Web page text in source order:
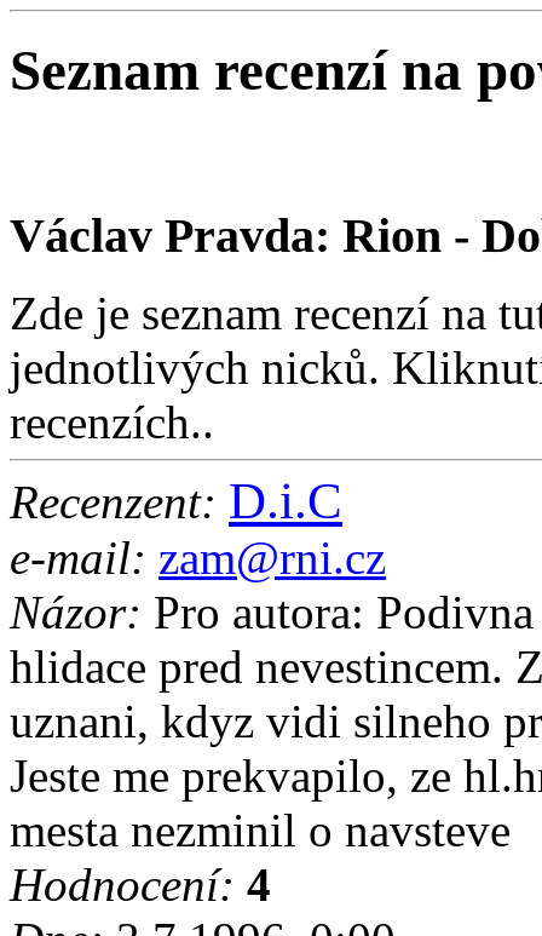
Seznam recenzí na
Václav Pravda: Rion -
Zde je seznam recenzí na
jednotlivých nicků.
recenzích..
Recenzent: D.i.C
e-mail: zam@rni.cz
Názor: Pro autora:
hlidace pred nevestincem.
uznani, kdyz vidi silneho
Jeste me prekvapilo, ze
mesta nezminil o navsteve
Hodnocení: 4